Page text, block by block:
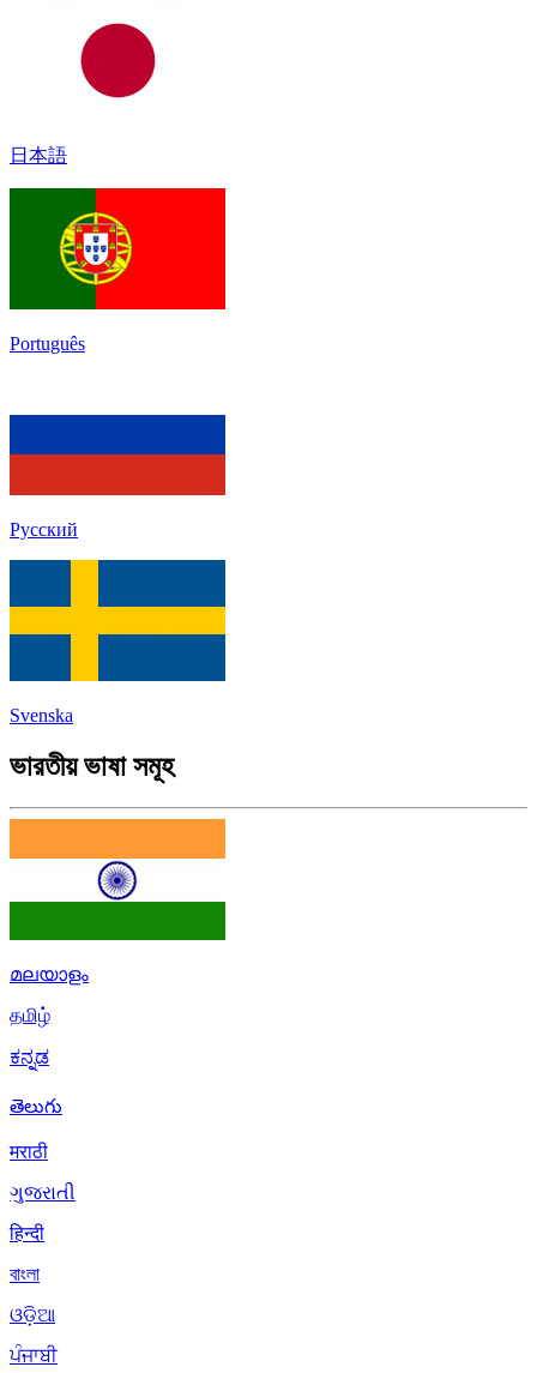
日本語
Português
Русский
Svenska
ভারতীয় ভাষা সমূহ
മലയാളം
தமிழ்
ಕನ್ನಡ
తెలుగు
मराठी
ગુજરાતી
हिन्दी
বাংলা
ଓଡ଼ିଆ
ਪੰਜਾਬੀ